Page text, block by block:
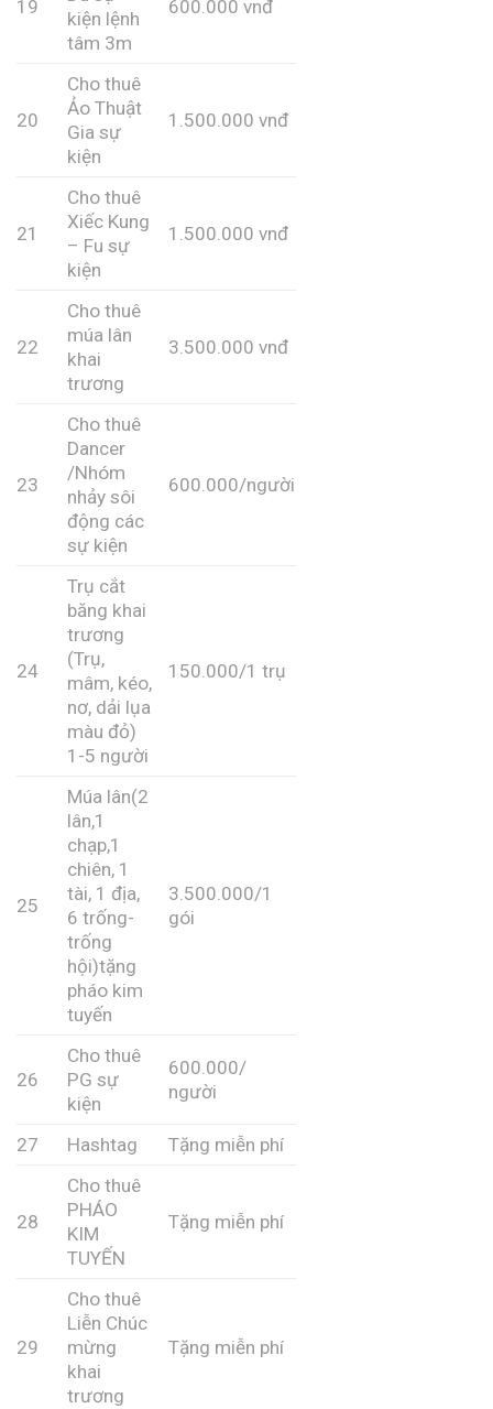
19
kiện lệnh
tâm 3m
600.000 vnđ
20
Cho thuê
Ảo Thuật
Gia sự
kiện
1.500.000 vnđ
21
Cho thuê
Xiếc Kung
– Fu sự
kiện
1.500.000 vnđ
22
Cho thuê
múa lân
khai
trương
3.500.000 vnđ
23
Cho thuê
Dancer
/Nhóm
nhảy sôi
động các
sự kiện
600.000/người
24
Trụ cắt
băng khai
trương
(Trụ,
mâm, kéo,
nơ, dải lụa
màu đỏ)
1-5 người
150.000/1 trụ
25
Múa lân(2
lân,1
chạp,1
chiên, 1
tài, 1 địa,
6 trống-
trống
hội)tặng
pháo kim
tuyến
3.500.000/1
gói
26
Cho thuê
PG sự
kiện
600.000/
người
27 Hashtag Tặng miễn phí
28
Cho thuê
PHÁO
KIM
TUYẾN
Tặng miễn phí
29
Cho thuê
Liễn Chúc
mừng
khai
trương
Tặng miễn phí